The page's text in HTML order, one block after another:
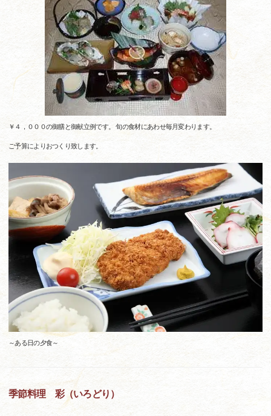
￥４，０００の御膳と御献立例です。 旬の食材にあわせ毎月変わります。
ご予算によりおつくり致します。
～ある日の夕食～
季節料理 彩（いろどり）